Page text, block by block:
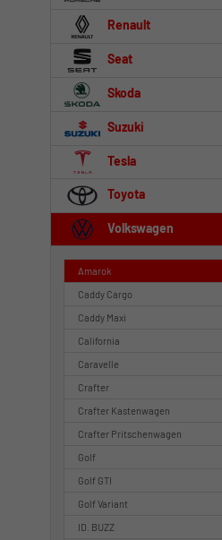
Renault
Seat
Skoda
Suzuki
Tesla
Toyota
Volkswagen
Amarok
Caddy Cargo
Caddy Maxi
California
Caravelle
Crafter
Crafter Kastenwagen
Crafter Pritschenwagen
Golf
Golf GTI
Golf Variant
ID. BUZZ